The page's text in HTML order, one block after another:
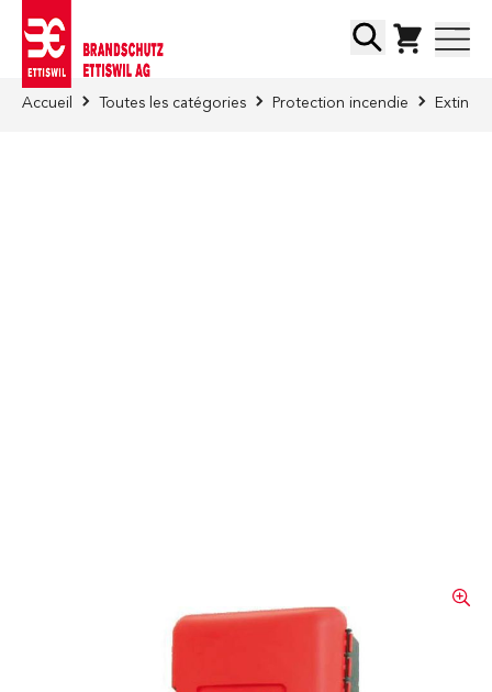
Chercher
Accueil Toutes les catégories Protection incendie